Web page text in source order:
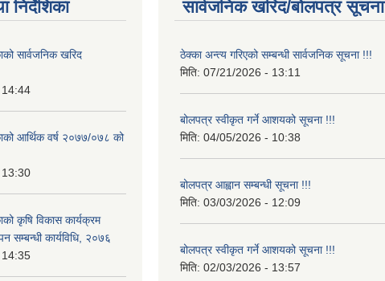
सार्वजनिक खरिद
आर्थिक वर्ष २०७७/०७८ को
कृषि विकास कार्यक्रम
सम्बन्धी कार्यविधि, २०७६
सार्वजनिक खरिद/बोलपत्र सूचना
ठेक्का अन्त्य गरिएको सम्बन्धी सार्वजनिक सूचना !!!
मिति: 07/21/2026 - 13:11
बोलपत्र स्वीकृत गर्ने आशयको सूचना !!!
मिति: 04/05/2026 - 10:38
बोलपत्र आह्वान सम्बन्धी सूचना !!!
मिति: 03/03/2026 - 12:09
बोलपत्र स्वीकृत गर्ने आशयको सूचना !!!
मिति: 02/03/2026 - 13:57